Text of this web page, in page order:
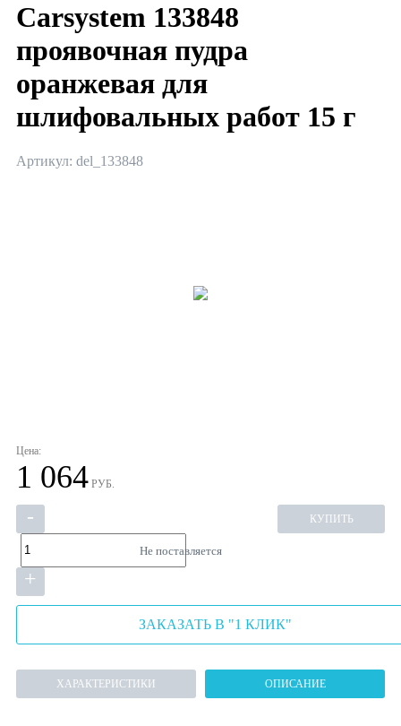
Carsystem 133848
проявочная пудра
оранжевая для
шлифовальных работ 15 г
Артикул: del_133848
Цена:
1 064 РУБ.
-
+
КУПИТЬ
Не поставляется
ЗАКАЗАТЬ В "1 КЛИК"
ХАРАКТЕРИСТИКИ ОПИСАНИЕ